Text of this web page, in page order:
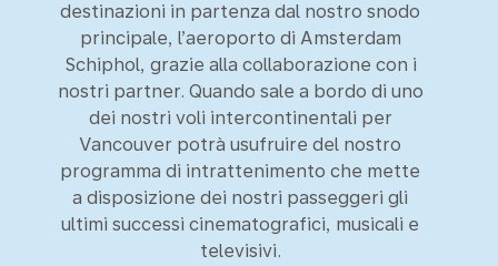
destinazioni in partenza dal nostro snodo
principale, l’aeroporto di Amsterdam
Schiphol, grazie alla collaborazione con i
nostri partner. Quando sale a bordo di uno
dei nostri voli intercontinentali per
Vancouver potrà usufruire del nostro
programma di intrattenimento che mette
a disposizione dei nostri passeggeri gli
ultimi successi cinematografici, musicali e
televisivi.